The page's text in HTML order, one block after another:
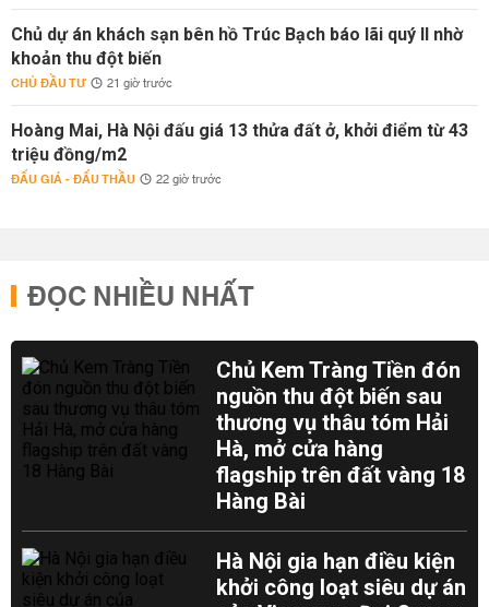
Chủ dự án khách sạn bên hồ Trúc Bạch báo lãi quý II nhờ
khoản thu đột biến
CHỦ ĐẦU TƯ 21 giờ trước
Hoàng Mai, Hà Nội đấu giá 13 thửa đất ở, khởi điểm từ 43
triệu đồng/m2
ĐẤU GIÁ - ĐẤU THẦU 22 giờ trước
ĐỌC NHIỀU NHẤT
Chủ Kem Tràng Tiền đón
nguồn thu đột biến sau
thương vụ thâu tóm Hải
Hà, mở cửa hàng
flagship trên đất vàng 18
Hàng Bài
Hà Nội gia hạn điều kiện
khởi công loạt siêu dự án